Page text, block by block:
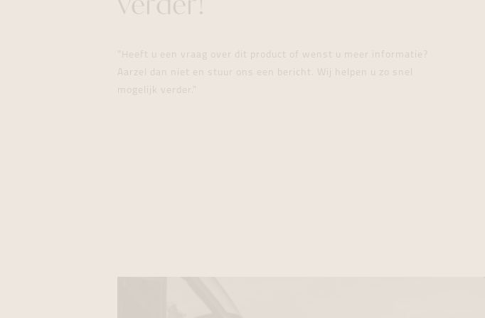
verder!
"Heeft u een vraag over dit product of wenst u meer informatie?
Aarzel dan niet en stuur ons een bericht. Wij helpen u zo snel
mogelijk verder."